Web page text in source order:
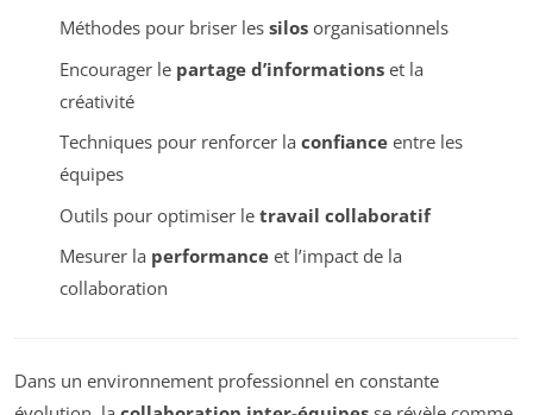
Méthodes pour briser les silosorganisationnels
Encourager le partage d’informationset la
créativité
Techniques pour renforcer la confianceentre les
équipes
Outils pour optimiser le travail collaboratif
Mesurer la performanceet l’impact de la
collaboration
Dans un environnement professionnel en constante